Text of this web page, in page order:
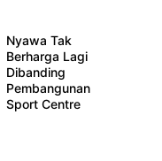
Nyawa Tak
Berharga Lagi
Dibanding
Pembangunan
Sport Centre